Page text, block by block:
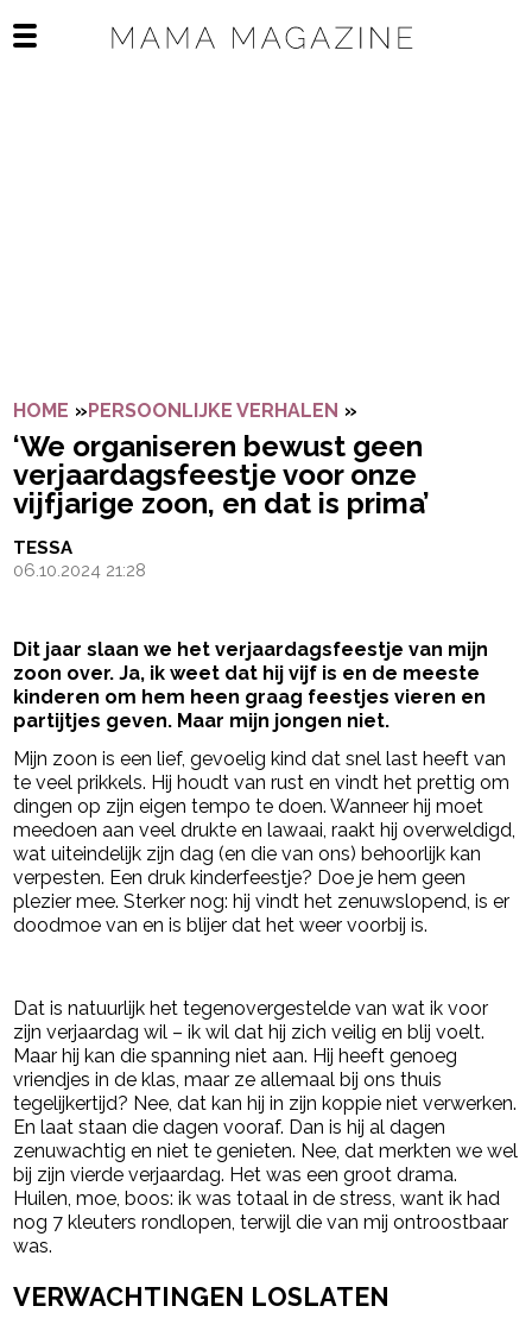
Open het mobiele menu
HOME »PERSOONLIJKE VERHALEN »
‘We organiseren bewust geen
verjaardagsfeestje voor onze
vijfjarige zoon, en dat is prima’
TESSA
06.10.2024 21:28
Dit jaar slaan we het verjaardagsfeestje van mijn
zoon over. Ja, ik weet dat hij vijf is en de meeste
kinderen om hem heen graag feestjes vieren en
partijtjes geven. Maar mijn jongen niet.
Mijn zoon is een lief, gevoelig kind dat snel last heeft van
te veel prikkels. Hij houdt van rust en vindt het prettig om
dingen op zijn eigen tempo te doen. Wanneer hij moet
meedoen aan veel drukte en lawaai, raakt hij overweldigd,
wat uiteindelijk zijn dag (en die van ons) behoorlijk kan
verpesten. Een druk kinderfeestje? Doe je hem geen
plezier mee. Sterker nog: hij vindt het zenuwslopend, is er
doodmoe van en is blijer dat het weer voorbij is.
Dat is natuurlijk het tegenovergestelde van wat ik voor
zijn verjaardag wil – ik wil dat hij zich veilig en blij voelt.
Maar hij kan die spanning niet aan. Hij heeft genoeg
vriendjes in de klas, maar ze allemaal bij ons thuis
tegelijkertijd? Nee, dat kan hij in zijn koppie niet verwerken.
En laat staan die dagen vooraf. Dan is hij al dagen
zenuwachtig en niet te genieten. Nee, dat merkten we wel
bij zijn vierde verjaardag. Het was een groot drama.
Huilen, moe, boos: ik was totaal in de stress, want ik had
nog 7 kleuters rondlopen, terwijl die van mij ontroostbaar
was.
VERWACHTINGEN LOSLATEN